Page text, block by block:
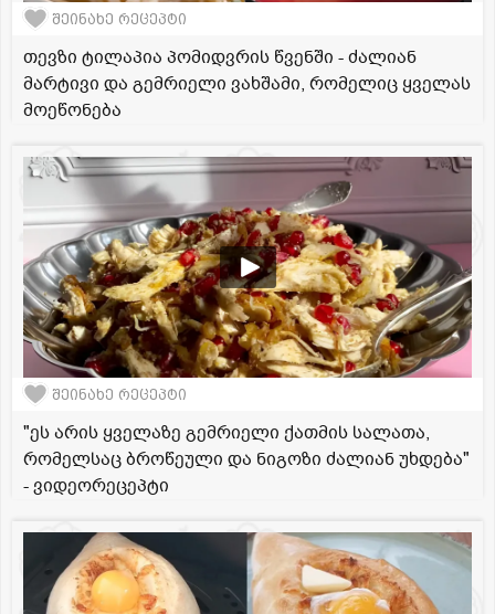
შეინახე რეცეპტი
თევზი ტილაპია პომიდვრის წვენში - ძალიან
მარტივი და გემრიელი ვახშამი, რომელიც ყველას
მოეწონება
შეინახე რეცეპტი
"ეს არის ყველაზე გემრიელი ქათმის სალათა,
რომელსაც ბროწეული და ნიგოზი ძალიან უხდება"
- ვიდეორეცეპტი